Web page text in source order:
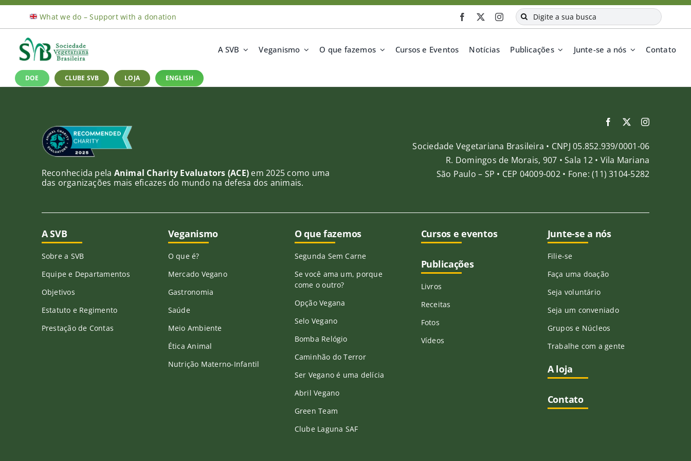
Ir
conteúdo
What we do – Support with a donation
Buscar
resultados
A SVB Veganismo O que fazemos Cursos e Eventos Notícias Publicações Junte-se a nós Contato
DOE CLUBE SVB LOJA ENGLISH
Reconhecida pela Animal Charity Evaluators (ACE) em 2025 como uma
das organizações mais eficazes do mundo na defesa dos animais.
Sociedade Vegetariana Brasileira • CNPJ 05.852.939/0001-06
R. Domingos de Morais, 907 • Sala 12 • Vila Mariana
São Paulo – SP • CEP 04009-002 • Fone: (11) 3104-5282
A SVB
Sobre a SVB
Equipe e Departamentos
Objetivos
Estatuto e Regimento
Prestação de Contas
Veganismo
O que é?
Mercado Vegano
Gastronomia
Saúde
Meio Ambiente
Ética Animal
Nutrição Materno-Infantil
O que fazemos
Segunda Sem Carne
Se você ama um, porque
come o outro?
Opção Vegana
Selo Vegano
Bomba Relógio
Caminhão do Terror
Ser Vegano é uma delícia
Abril Vegano
Green Team
Clube Laguna SAF
Cursos e eventos
Publicações
Livros
Receitas
Fotos
Vídeos
Junte-se a nós
Filie-se
Faça uma doação
Seja voluntário
Seja um conveniado
Grupos e Núcleos
Trabalhe com a gente
A loja
Contato